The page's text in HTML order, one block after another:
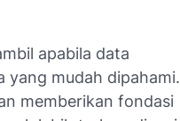
apabila data
yang mudah dipahami.
memberikan fondasi